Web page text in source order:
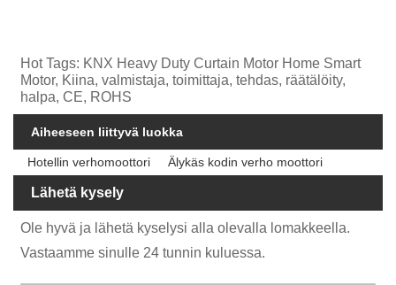
Hot Tags: KNX Heavy Duty Curtain Motor Home Smart
Motor, Kiina, valmistaja, toimittaja, tehdas, räätälöity,
halpa, CE, ROHS
Aiheeseen liittyvä luokka
Hotellin verhomoottori Älykäs kodin verho moottori
Lähetä kysely
Ole hyvä ja lähetä kyselysi alla olevalla lomakkeella.
Vastaamme sinulle 24 tunnin kuluessa.